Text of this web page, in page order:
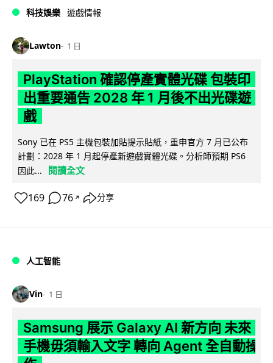
科技娛樂 遊戲情報
Lawton 1 日
PlayStation 確認停產實體光碟 包裝印
出重要通告 2028 年 1 月後不出光碟遊
戲
Sony 已在 PS5 主機包裝加貼提示貼紙，重申官方 7 月已公布
計劃：2028 年 1 月起停產新遊戲實體光碟。分析師預期 PS6
因此...
閱讀全文
169 76 ↗ 分享
人工智能
Vin 1 日
Samsung 展示 Galaxy AI 新方向 未來
手機毋須輸入文字 轉向 Agent 全自動操